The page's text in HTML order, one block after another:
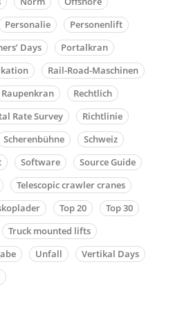
Personalie
Personenlift
Days
Portalkran
Rail-Road-Maschinen
Raupenkran
Rechtlich
Rate Survey
Richtlinie
Scherenbühne
Schweiz
Software
Source Guide
Telescopic crawler cranes
Top 20
Top 30
Truck mounted lifts
Unfall
Vertikal Days